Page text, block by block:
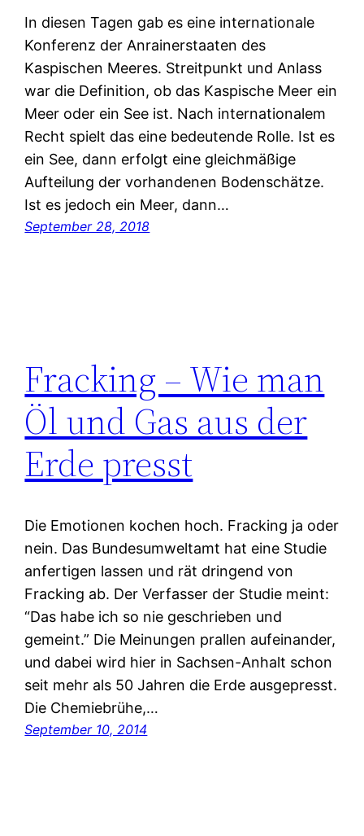
In diesen Tagen gab es eine internationale
Konferenz der Anrainerstaaten des
Kaspischen Meeres. Streitpunkt und Anlass
war die Definition, ob das Kaspische Meer ein
Meer oder ein See ist. Nach internationalem
Recht spielt das eine bedeutende Rolle. Ist es
ein See, dann erfolgt eine gleichmäßige
Aufteilung der vorhandenen Bodenschätze.
Ist es jedoch ein Meer, dann…
September 28, 2018
Fracking – Wie man
Öl und Gas aus der
Erde presst
Die Emotionen kochen hoch. Fracking ja oder
nein. Das Bundesumweltamt hat eine Studie
anfertigen lassen und rät dringend von
Fracking ab. Der Verfasser der Studie meint:
“Das habe ich so nie geschrieben und
gemeint.” Die Meinungen prallen aufeinander,
und dabei wird hier in Sachsen-Anhalt schon
seit mehr als 50 Jahren die Erde ausgepresst.
Die Chemiebrühe,…
September 10, 2014